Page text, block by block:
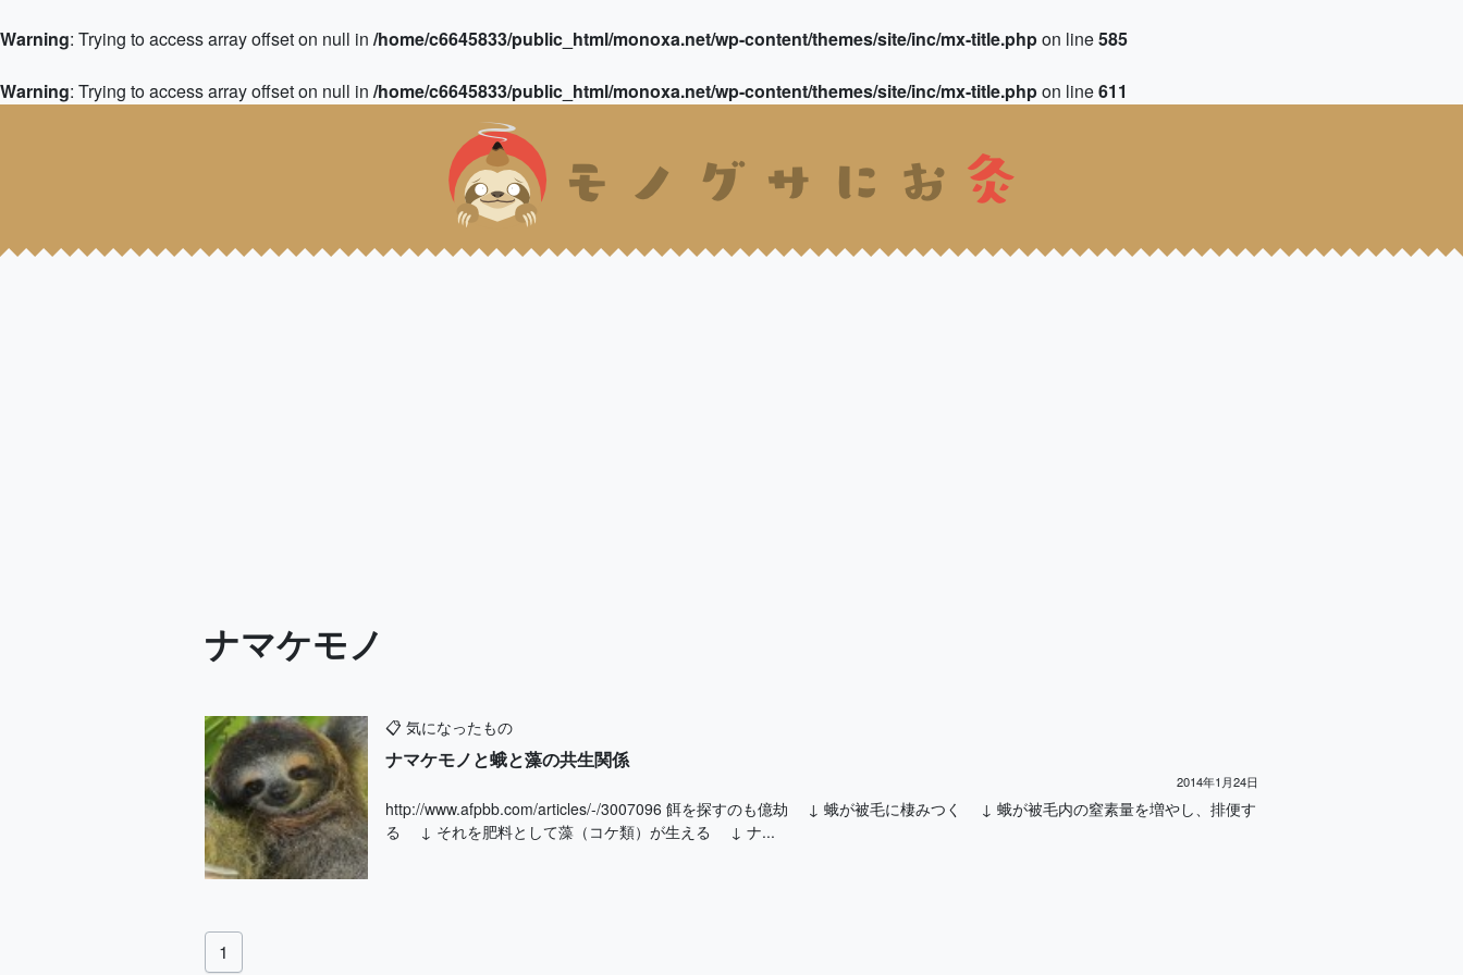
Warning: Trying to access array offset on null in /home/c6645833/public_html/monoxa.net/wp-content/themes/site/inc/mx-title.phpon line585
Warning: Trying to access array offset on null in /home/c6645833/public_html/monoxa.net/wp-content/themes/site/inc/mx-title.phpon line611
ナマケモノ
📋 気になったもの
ナマケモノと蛾と藻の共生関係
2014年1月24日
http://www.afpbb.com/articles/-/3007096 餌を探すのも億劫 ↓ 蛾が被毛に棲みつく ↓ 蛾が被毛内の窒素量を増やし、排便す
る ↓ それを肥料として藻（コケ類）が生える ↓ ナ...
1